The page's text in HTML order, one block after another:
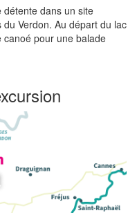
dans un site
Verdon. Au départ du lac
pour une balade